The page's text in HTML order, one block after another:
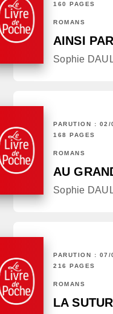
160 PAGES
ROMANS
AINSI
Sophie
PARUTION : 02/
168 PAGES
ROMANS
AU
Sophie
PARUTION :
216 PAGES
ROMANS
LA